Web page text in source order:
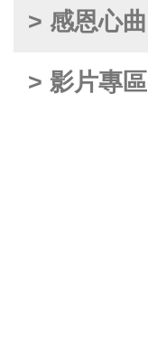
> 感恩心曲
> 影片專區